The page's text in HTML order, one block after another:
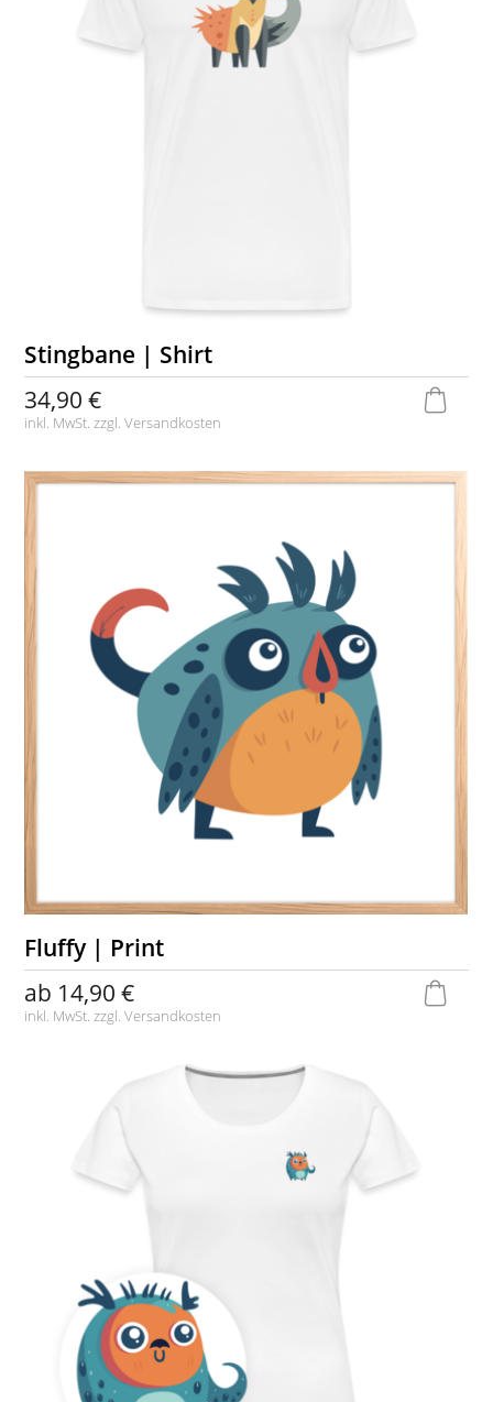
Stingbane | Shirt
34,90 €
inkl. MwSt. zzgl.Versandkosten
Fluffy | Print
ab 14,90 €
inkl. MwSt. zzgl.Versandkosten